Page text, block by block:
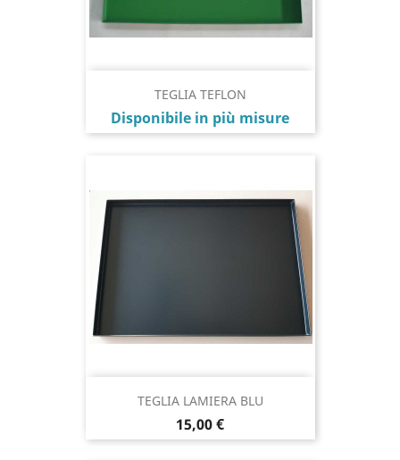
TEGLIA TEFLON
Prezzo
Disponibile in più misure
TEGLIA LAMIERA BLU
Prezzo
15,00 €